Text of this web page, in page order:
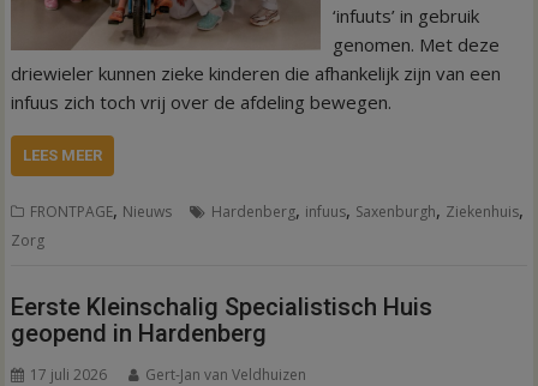
‘infuuts’ in gebruik
genomen. Met deze
driewieler kunnen zieke kinderen die afhankelijk zijn van een
infuus zich toch vrij over de afdeling bewegen.
LEES MEER
FRONTPAGE, Nieuws Hardenberg, infuus, Saxenburgh, Ziekenhuis,
Zorg
Eerste Kleinschalig Specialistisch Huis
geopend in Hardenberg
17 juli 2026 Gert-Jan van Veldhuizen